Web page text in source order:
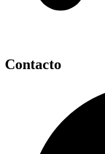
Contacto